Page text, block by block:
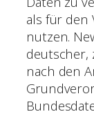
als für den
nutzen.
deutscher,
nach den